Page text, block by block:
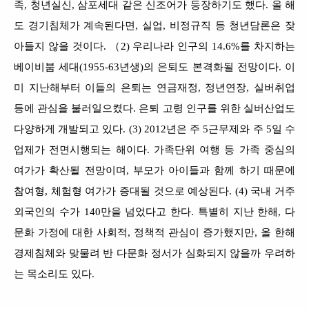
족, 청년실신, 삼포세대 같은 신조어가 등장하기도 했다. 올 해
도 경기침체가 계속된다면, 실업, 비정규직 등 청년담론은 잦
아들지 않을 것이다. （2) 우리나라 인구의 14.6%를 차지하는
베이비붐 세대(1955-63년생)의 은퇴도 본격화될 전망이다. 이
미 지난해부터 이들의 은퇴는 연금재정, 정년연장, 실버취업
등에 관심을 불러일으켰다. 은퇴 고령 인구를 위한 실버산업도
다양하게 개발되고 있다. (3) 2012년은 주 5근무제와 주 5일 수
업제가 전면시행되는 해이다. 가족단위 여행 등 가족 중심의
여가가 확산될 전망이며, 부모가 아이들과 함께 하기 때문에
참여형, 체험형 여가가 증대될 것으로 예상된다. (4) 국내 거주
외국인의 수가 140만을 넘었다고 한다. 특별히 지난 한해, 다
문화 가정에 대한 사회적, 정책적 관심이 증가했지만, 올 한해
경제침체와 맞물려 반 다문화 정서가 심화되지 않을까 우려하
는 목소리도 있다.